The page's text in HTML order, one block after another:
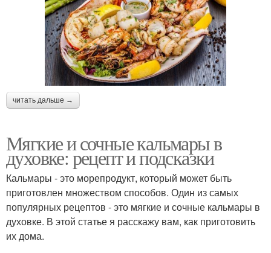
читать дальше →
Мягкие и сочные кальмары в
духовке: рецепт и подсказки
Кальмары - это морепродукт, который может быть
приготовлен множеством способов. Один из самых
популярных рецептов - это мягкие и сочные кальмары в
духовке. В этой статье я расскажу вам, как приготовить
их дома.